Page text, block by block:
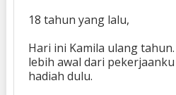
18 tahun yang lalu,
Hari ini Kamila ulang
lebih awal dari
hadiah dulu.